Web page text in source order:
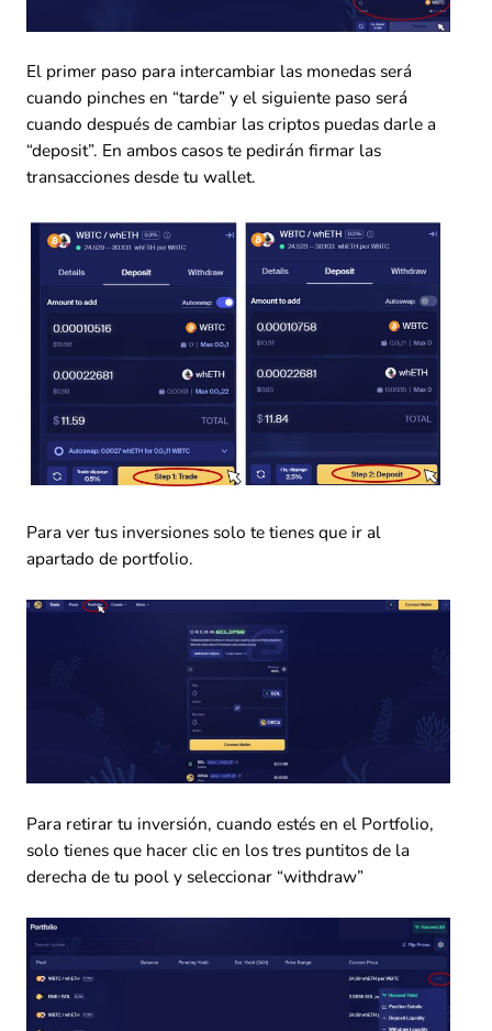
El primer paso para intercambiar las monedas será
cuando pinches en “tarde” y el siguiente paso será
cuando después de cambiar las criptos puedas darle a
“deposit”. En ambos casos te pedirán firmar las
transacciones desde tu wallet.
Para ver tus inversiones solo te tienes que ir al
apartado de portfolio.
Para retirar tu inversión, cuando estés en el Portfolio,
solo tienes que hacer clic en los tres puntitos de la
derecha de tu pool y seleccionar “withdraw”